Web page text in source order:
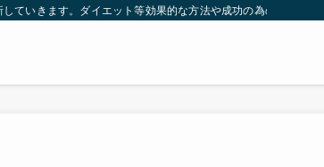
ていきます。ダイエット等効果的な方法や成功の為の秘訣等